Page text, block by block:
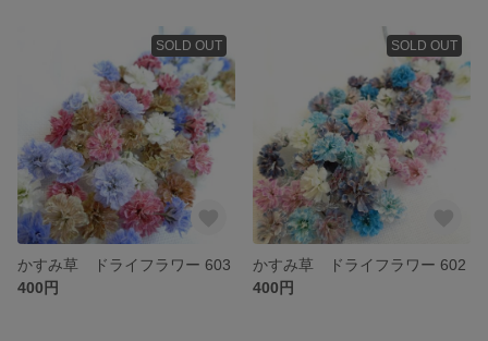
SOLD OUT
かすみ草 ドライフラワー 603
400円
SOLD OUT
かすみ草 ドライフラワー 602
400円